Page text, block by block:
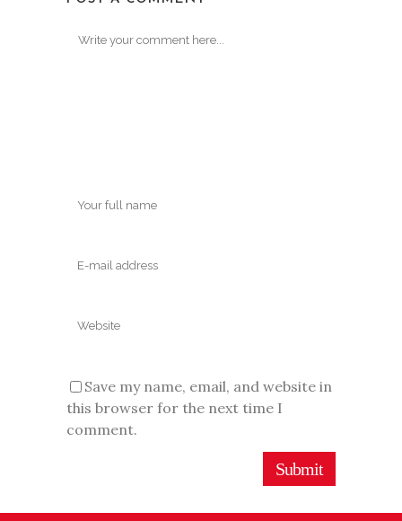
Save my name, email, and website in
this browser for the next time I
comment.